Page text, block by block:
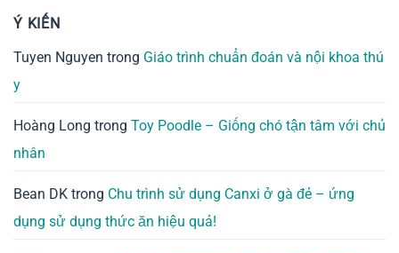
Ý KIẾN
Tuyen Nguyen trong Giáo trình chuẩn đoán và nội khoa thú
y
Hoàng Long trong Toy Poodle – Giống chó tận tâm với chủ
nhân
Bean DK trong Chu trình sử dụng Canxi ở gà đẻ – ứng
dụng sử dụng thức ăn hiệu quả!